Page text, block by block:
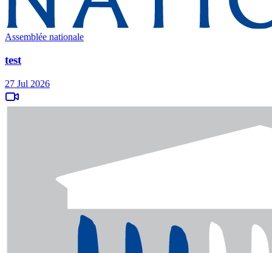
Assemblée nationale
test
27 Jul 2026